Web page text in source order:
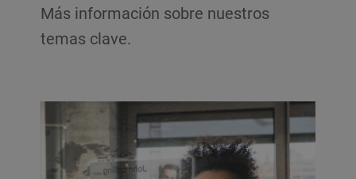
Más información sobre nuestros
temas clave.